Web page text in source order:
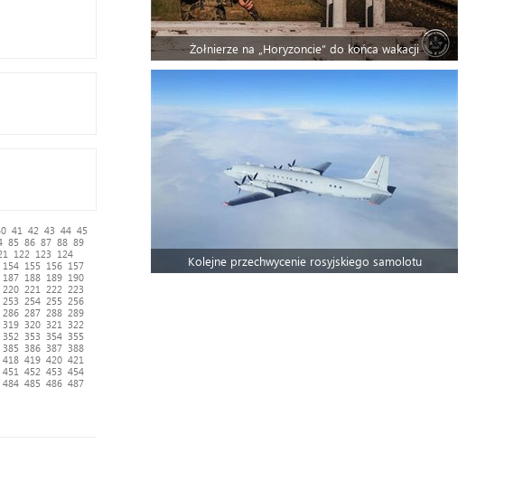
41 42 43 44 45
85 86 87 88 89
122 123
124
154 155 156 157
187 188 189 190
220 221 222
223
253 254 255
256
286 287 288 289
319 320 321
322
352 353 354 355
385 386 387 388
418 419 420 421
451 452 453 454
484 485 486 487
Żołnierze na „Horyzoncie” do końca wakacji
Kolejne przechwycenie rosyjskiego samolotu